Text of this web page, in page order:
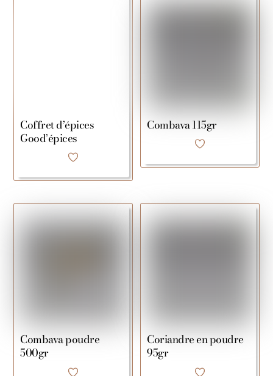
Coffret d’épices
Good’épices
Combava 115gr
Combava poudre
500gr
Coriandre en poudre
95gr